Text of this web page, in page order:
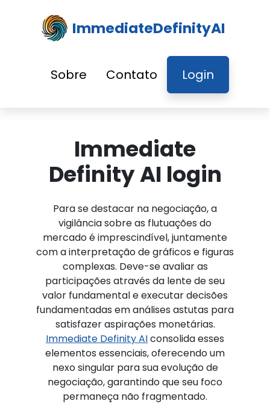
ImmediateDefinityAI
Sobre Contato Login
Immediate
Definity AI login
Para se destacar na negociação, a
vigilância sobre as flutuações do
mercado é imprescindível, juntamente
com a interpretação de gráficos e figuras
complexas. Deve-se avaliar as
participações através da lente de seu
valor fundamental e executar decisões
fundamentadas em análises astutas para
satisfazer aspirações monetárias.
Immediate Definity AIconsolida esses
elementos essenciais, oferecendo um
nexo singular para sua evolução de
negociação, garantindo que seu foco
permaneça não fragmentado.